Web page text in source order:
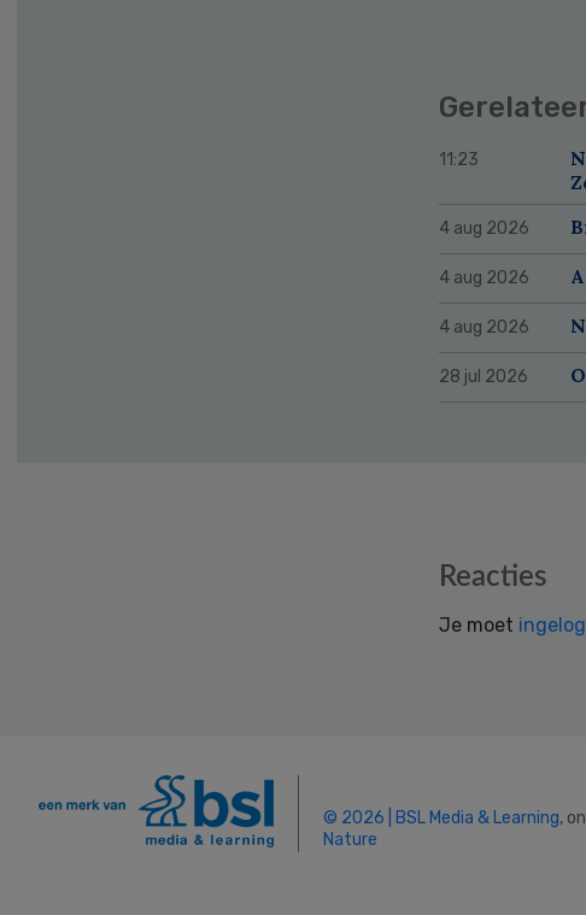
11:23
4 aug 2026
4 aug 2026
4 aug 2026
28 jul 2026
Reacties
Je moet
© 2026 | BSL Media & Learning,
Nature